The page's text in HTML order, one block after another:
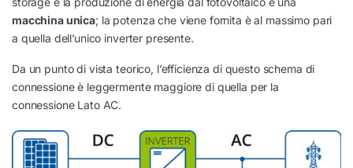
macchina unica; la potenza che viene fornita è al massimo pari
a quella dell’unico inverter presente.
Da un punto di vista teorico, l’efficienza di questo schema di
connessione è leggermente maggiore di quella per la
connessione Lato AC.